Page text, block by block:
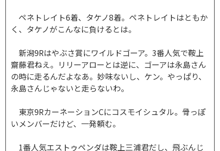
ペネトレイト6着、タケノ8着。ペネトレイトはともか
く、タケノがこんなに負けるとは。
新潟9Rはやぶさ賞にワイルドゴーア。3番人気で鞍上
齋藤君ねえ。リリーアローとは逆に、ゴーアは永島さん
の時に走るんだよなあ。妙味ないし、ケン。やっぱり、
永島さんじゃないと走らないわ。
東京9RカーネーションCにコスモイシュタル。骨っぽ
いメンバーだけど、一発頼む。
1番人気エストゥペンダは鞍上三浦君だし、飛ぶんじ